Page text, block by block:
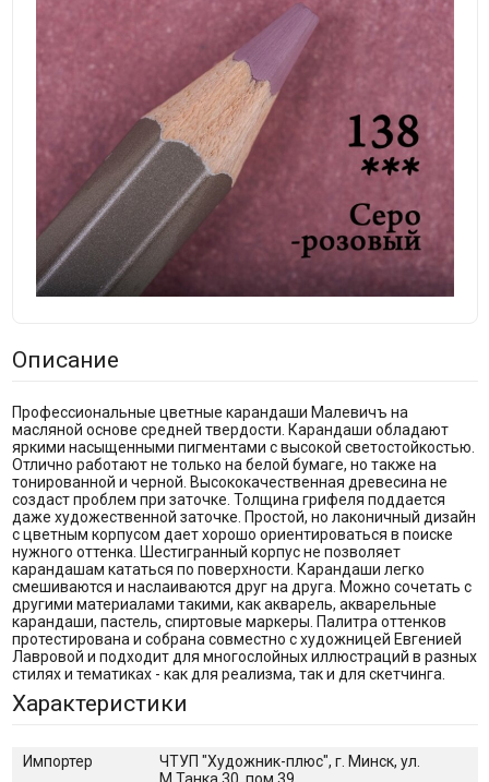
Описание
Профессиональные цветные карандаши Малевичъ на
масляной основе средней твердости. Карандаши обладают
яркими насыщенными пигментами с высокой светостойкостью.
Отлично работают не только на белой бумаге, но также на
тонированной и черной. Высококачественная древесина не
создаст проблем при заточке. Толщина грифеля поддается
даже художественной заточке. Простой, но лаконичный дизайн
с цветным корпусом дает хорошо ориентироваться в поиске
нужного оттенка. Шестигранный корпус не позволяет
карандашам кататься по поверхности. Карандаши легко
смешиваются и наслаиваются друг на друга. Можно сочетать с
другими материалами такими, как акварель, акварельные
карандаши, пастель, спиртовые маркеры. Палитра оттенков
протестирована и собрана совместно с художницей Евгенией
Лавровой и подходит для многослойных иллюстраций в разных
стилях и тематиках - как для реализма, так и для скетчинга.
Характеристики
Импортер
ЧТУП "Художник-плюс", г. Минск, ул.
М.Танка 30 ,пом.39